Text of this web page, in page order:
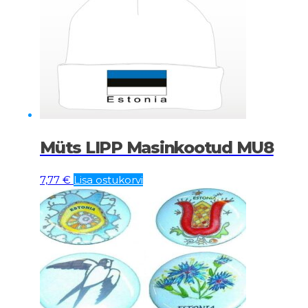
Müts LIPP Masinkootud MU8
7,77 € Lisa ostukorvi